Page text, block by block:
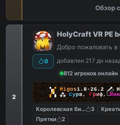
Обзор
2
0
HolyCraft VR PE
Добро пожаловать в
добавлен 217 дн
812 игроков онлайн
▚▞ Migos1.8-26.2🗡
▞▚ ⁂ Сурв, Гриф,Мин
Королевская битва3
Прятки
2